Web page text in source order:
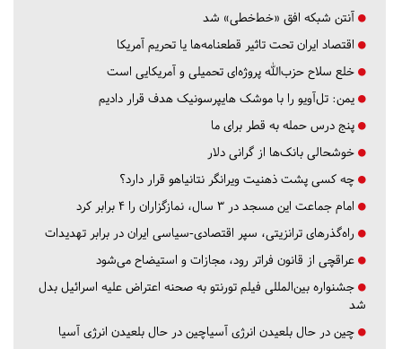
آنتن شبکه افق «خط‌خطی» شد
اقتصاد ایران تحت تاثیر قطعنامه‌ها یا تحریم‌ آمریکا
خلع سلاح حزب‌الله پروژه‌ای تحمیلی و آمریکایی است
یمن: تل‌آویو را با موشک هایپرسونیک هدف قرار دادیم
پنج درس‌ حمله به قطر برای ما
خوشحالی بانک‌ها از گرانی دلار
چه کسی پشت ذهنیت ویرانگر نتانیاهو قرار دارد؟
امام جماعت این مسجد در ۳ سال، نمازگزاران را ۴ برابر کرد
راه‌گذرهای ترانزیتی، سپر اقتصادی-سیاسی ایران در برابر تهدیدات
عراقچی از قانون فراتر رود، مجازات و استیضاح می‌شود
جشنواره بین‌المللی فیلم تورنتو به صحنه اعتراض علیه اسرائیل بدل
شد
چین در حال بلعیدن انرژی آسیاچین در حال بلعیدن انرژی آسیا